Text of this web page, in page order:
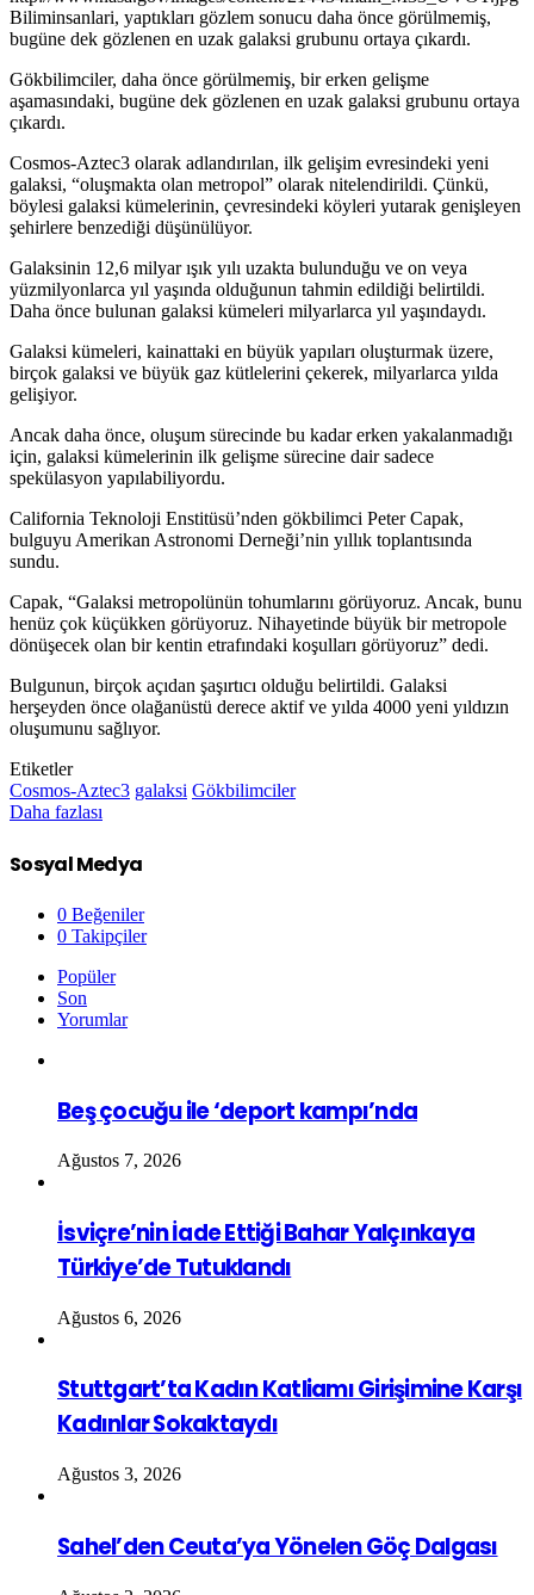
Biliminsanlari, yaptıkları gözlem sonucu daha önce görülmemiş,
bugüne dek gözlenen en uzak galaksi grubunu ortaya çıkardı.
Gökbilimciler, daha önce görülmemiş, bir erken gelişme
aşamasındaki, bugüne dek gözlenen en uzak galaksi grubunu ortaya
çıkardı.
Cosmos-Aztec3 olarak adlandırılan, ilk gelişim evresindeki yeni
galaksi, “oluşmakta olan metropol” olarak nitelendirildi. Çünkü,
böylesi galaksi kümelerinin, çevresindeki köyleri yutarak genişleyen
şehirlere benzediği düşünülüyor.
Galaksinin 12,6 milyar ışık yılı uzakta bulunduğu ve on veya
yüzmilyonlarca yıl yaşında olduğunun tahmin edildiği belirtildi.
Daha önce bulunan galaksi kümeleri milyarlarca yıl yaşındaydı.
Galaksi kümeleri, kainattaki en büyük yapıları oluşturmak üzere,
birçok galaksi ve büyük gaz kütlelerini çekerek, milyarlarca yılda
gelişiyor.
Ancak daha önce, oluşum sürecinde bu kadar erken yakalanmadığı
için, galaksi kümelerinin ilk gelişme sürecine dair sadece
spekülasyon yapılabiliyordu.
California Teknoloji Enstitüsü’nden gökbilimci Peter Capak,
bulguyu Amerikan Astronomi Derneği’nin yıllık toplantısında
sundu.
Capak, “Galaksi metropolünün tohumlarını görüyoruz. Ancak, bunu
henüz çok küçükken görüyoruz. Nihayetinde büyük bir metropole
dönüşecek olan bir kentin etrafındaki koşulları görüyoruz” dedi.
Bulgunun, birçok açıdan şaşırtıcı olduğu belirtildi. Galaksi
herşeyden önce olağanüstü derece aktif ve yılda 4000 yeni yıldızın
oluşumunu sağlıyor.
Etiketler
Cosmos-Aztec3 galaksi Gökbilimciler
Daha fazlası
Sosyal Medya
0 Beğeniler
0 Takipçiler
Popüler
Son
Yorumlar
Beş çocuğu ile ‘deport kampı’nda
Ağustos 7, 2026
İsviçre’nin İade Ettiği Bahar Yalçınkaya
Türkiye’de Tutuklandı
Ağustos 6, 2026
Stuttgart’ta Kadın Katliamı Girişimine Karşı
Kadınlar Sokaktaydı
Ağustos 3, 2026
Sahel’den Ceuta’ya Yönelen Göç Dalgası